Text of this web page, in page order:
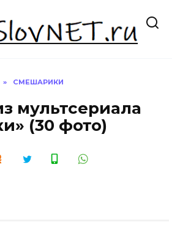
» СМЕШАРИКИ
мультсериала
(30 фото)